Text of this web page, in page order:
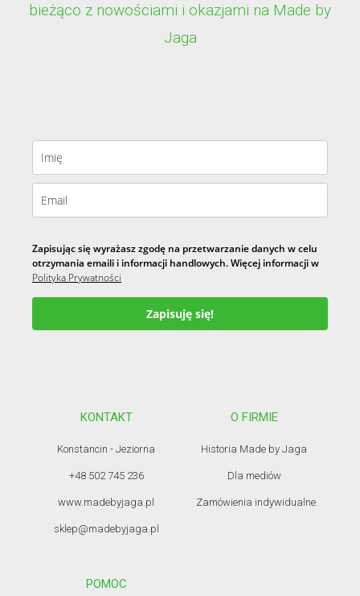
bieżąco z nowościami i okazjami na Made by
Jaga
Zapisując się wyrażasz zgodę na przetwarzanie danych w celu
otrzymania emaili i informacji handlowych. Więcej informacji w
Polityka Prywatności
Zapisuję się!
KONTAKT
Konstancin - Jeziorna
+48 502 745 236
www.madebyjaga.pl
sklep@madebyjaga.pl
O FIRMIE
Historia Made by Jaga
Dla mediów
Zamówienia indywidualne
POMOC